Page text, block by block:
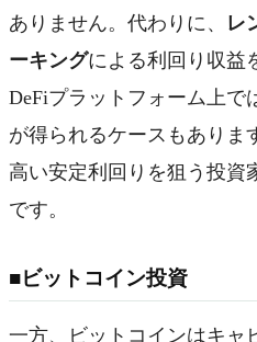
ありません。代わりに、 レ
ーキングによる利回り収益
DeFiプラットフォーム上で
が得られるケースもありま
高い安定利回りを狙う投資
です。
■ビットコイン投資
一方、ビットコインはキャ